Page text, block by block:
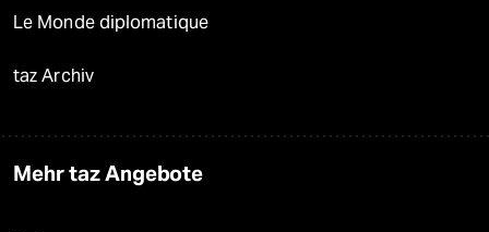
Le Monde diplomatique
taz Archiv
Mehr taz Angebote